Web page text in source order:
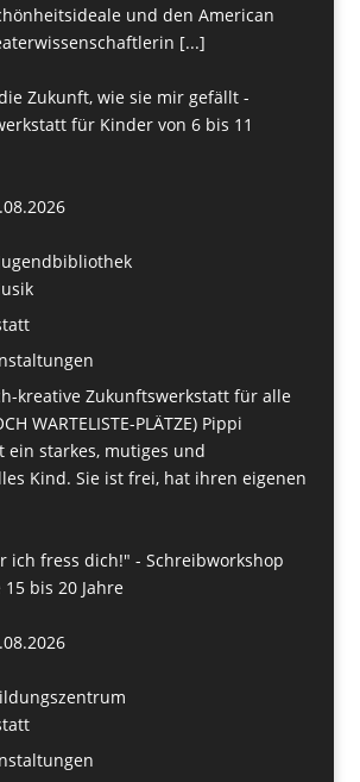
und den American
[...]
Zukunft, wie sie mir gefällt -
für Kinder von 6 bis 11
kreative Zukunftswerkstatt für alle
WARTELISTE-PLÄTZE) Pippi
ein starkes, mutiges und
Kind. Sie ist frei, hat ihren eigenen
ich fress dich!" - Schreibworkshop
bis 20 Jahre